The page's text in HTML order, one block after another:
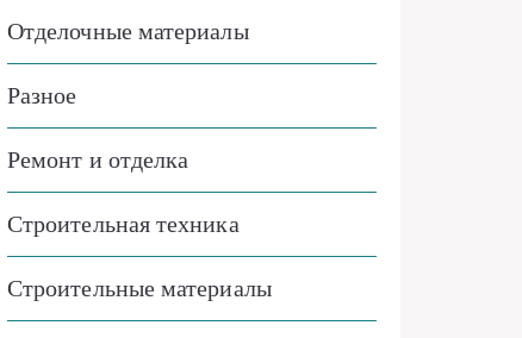
Отделочные материалы
Разное
Ремонт и отделка
Строительная техника
Строительные материалы